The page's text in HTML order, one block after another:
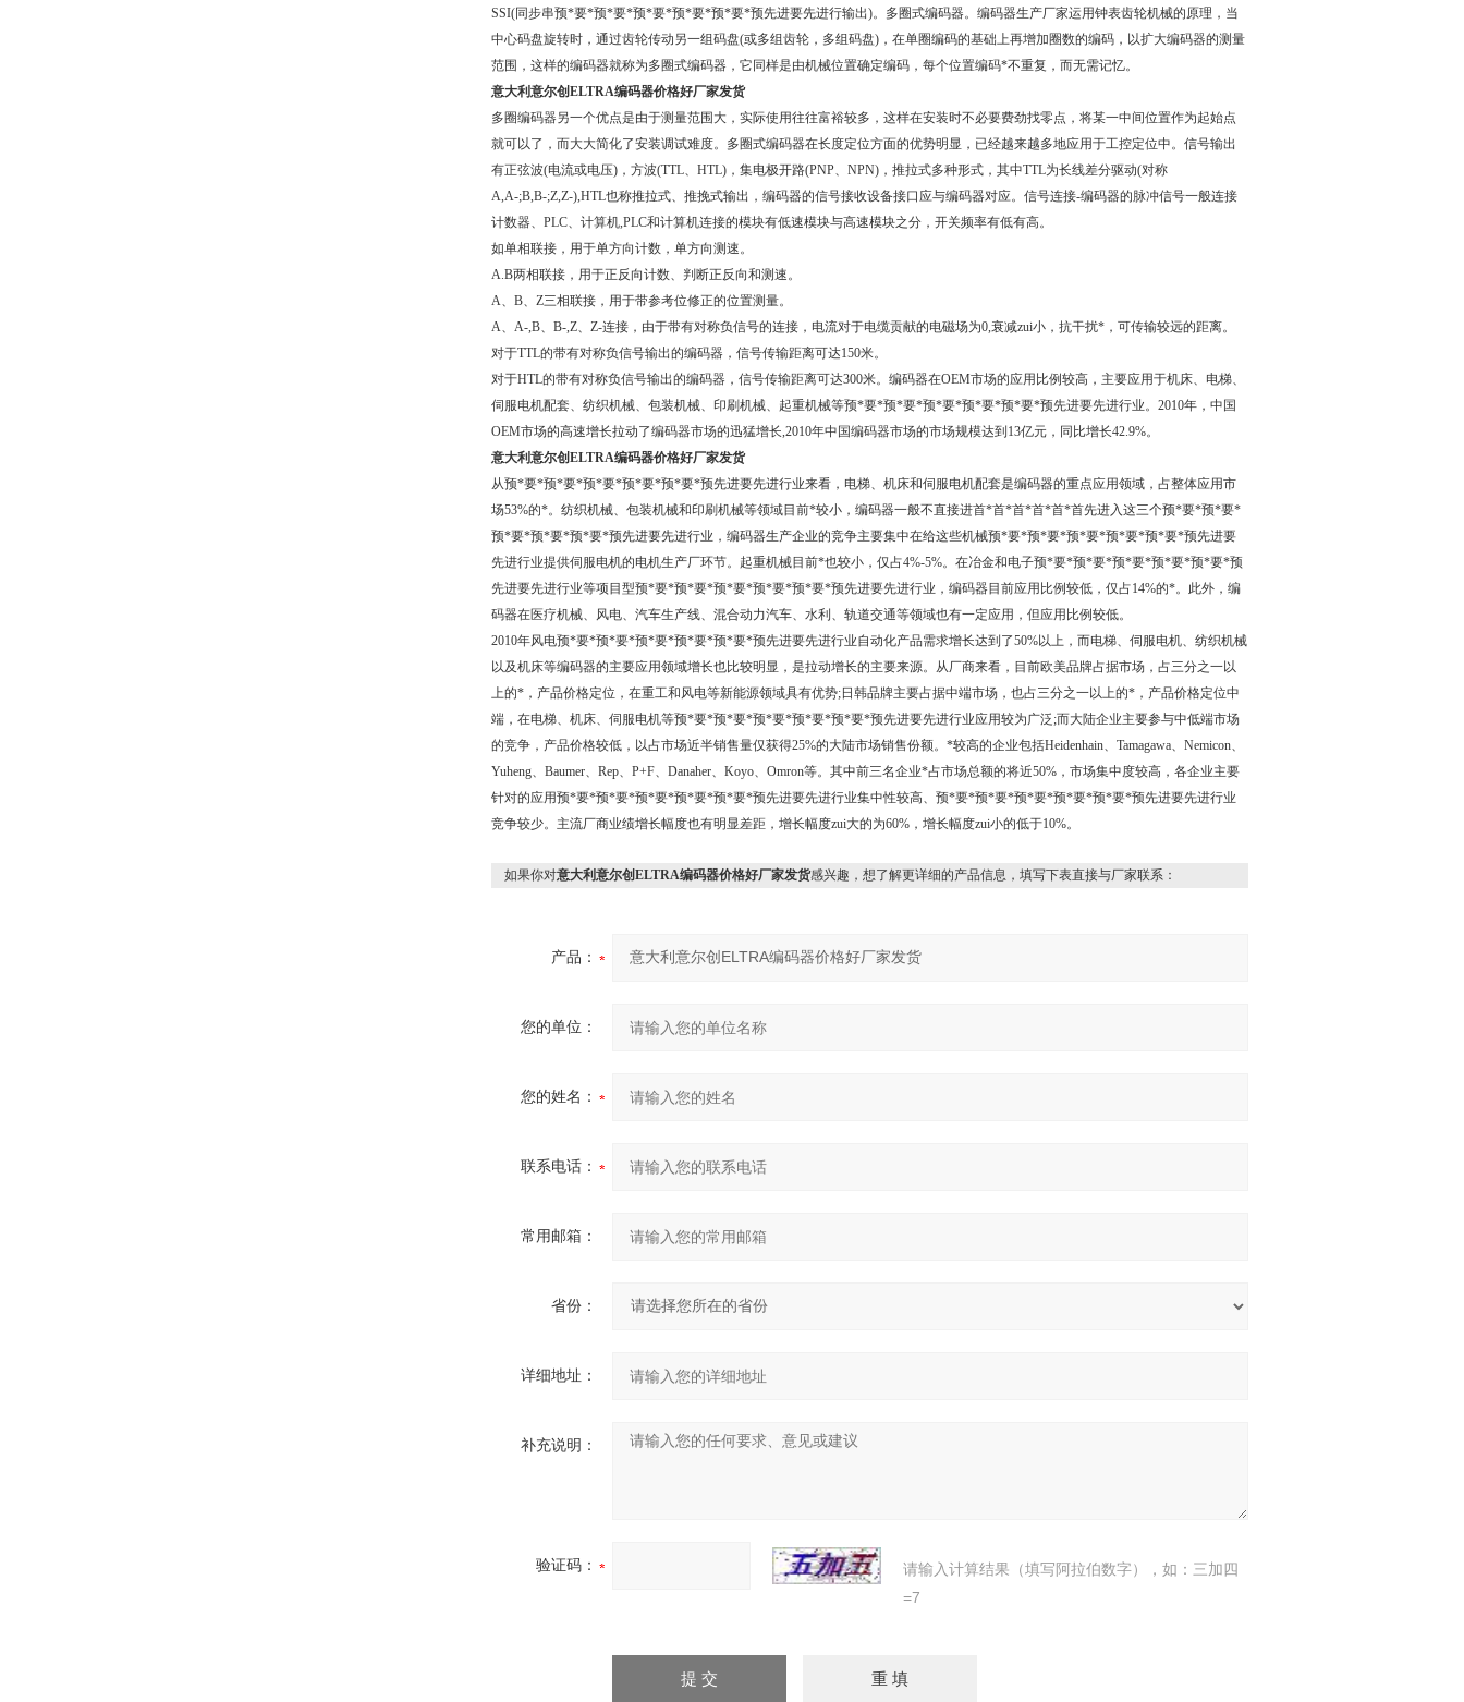
SSI(同步串预*要*预*要*预*要*预*要*预*要*预先进要先进行输出)。多圈式编码器。编码器生产厂家运用钟表齿轮机械的原理，当
中心码盘旋转时，通过齿轮传动另一组码盘(或多组齿轮，多组码盘)，在单圈编码的基础上再增加圈数的编码，以扩大编码器的测量
范围，这样的编码器就称为多圈式编码器，它同样是由机械位置确定编码，每个位置编码*不重复，而无需记忆。
意大利意尔创ELTRA编码器价格好厂家发货
多圈编码器另一个优点是由于测量范围大，实际使用往往富裕较多，这样在安装时不必要费劲找零点，将某一中间位置作为起始点
就可以了，而大大简化了安装调试难度。多圈式编码器在长度定位方面的优势明显，已经越来越多地应用于工控定位中。信号输出
有正弦波(电流或电压)，方波(TTL、HTL)，集电极开路(PNP、NPN)，推拉式多种形式，其中TTL为长线差分驱动(对称
A,A-;B,B-;Z,Z-),HTL也称推拉式、推挽式输出，编码器的信号接收设备接口应与编码器对应。信号连接-编码器的脉冲信号一般连接
计数器、PLC、计算机,PLC和计算机连接的模块有低速模块与高速模块之分，开关频率有低有高。
如单相联接，用于单方向计数，单方向测速。
A.B两相联接，用于正反向计数、判断正反向和测速。
A、B、Z三相联接，用于带参考位修正的位置测量。
A、A-,B、B-,Z、Z-连接，由于带有对称负信号的连接，电流对于电缆贡献的电磁场为0,衰减zui小，抗干扰*，可传输较远的距离。
对于TTL的带有对称负信号输出的编码器，信号传输距离可达150米。
对于HTL的带有对称负信号输出的编码器，信号传输距离可达300米。编码器在OEM市场的应用比例较高，主要应用于机床、电梯、
伺服电机配套、纺织机械、包装机械、印刷机械、起重机械等预*要*预*要*预*要*预*要*预*要*预先进要先进行业。2010年，中国
OEM市场的高速增长拉动了编码器市场的迅猛增长,2010年中国编码器市场的市场规模达到13亿元，同比增长42.9%。
意大利意尔创ELTRA编码器价格好厂家发货
从预*要*预*要*预*要*预*要*预*要*预先进要先进行业来看，电梯、机床和伺服电机配套是编码器的重点应用领域，占整体应用市
场53%的*。纺织机械、包装机械和印刷机械等领域目前*较小，编码器一般不直接进首*首*首*首*首*首先进入这三个预*要*预*要*
预*要*预*要*预*要*预先进要先进行业，编码器生产企业的竞争主要集中在给这些机械预*要*预*要*预*要*预*要*预*要*预先进要
先进行业提供伺服电机的电机生产厂环节。起重机械目前*也较小，仅占4%-5%。在冶金和电子预*要*预*要*预*要*预*要*预*要*预
先进要先进行业等项目型预*要*预*要*预*要*预*要*预*要*预先进要先进行业，编码器目前应用比例较低，仅占14%的*。此外，编
码器在医疗机械、风电、汽车生产线、混合动力汽车、水利、轨道交通等领域也有一定应用，但应用比例较低。
2010年风电预*要*预*要*预*要*预*要*预*要*预先进要先进行业自动化产品需求增长达到了50%以上，而电梯、伺服电机、纺织机械
以及机床等编码器的主要应用领域增长也比较明显，是拉动增长的主要来源。从厂商来看，目前欧美品牌占据市场，占三分之一以
上的*，产品价格定位，在重工和风电等新能源领域具有优势;日韩品牌主要占据中端市场，也占三分之一以上的*，产品价格定位中
端，在电梯、机床、伺服电机等预*要*预*要*预*要*预*要*预*要*预先进要先进行业应用较为广泛;而大陆企业主要参与中低端市场
的竞争，产品价格较低，以占市场近半销售量仅获得25%的大陆市场销售份额。*较高的企业包括Heidenhain、Tamagawa、Nemicon、
Yuheng、Baumer、Rep、P+F、Danaher、Koyo、Omron等。其中前三名企业*占市场总额的将近50%，市场集中度较高，各企业主要
针对的应用预*要*预*要*预*要*预*要*预*要*预先进要先进行业集中性较高、预*要*预*要*预*要*预*要*预*要*预先进要先进行业
竞争较少。主流厂商业绩增长幅度也有明显差距，增长幅度zui大的为60%，增长幅度zui小的低于10%。
如果你对意大利意尔创ELTRA编码器价格好厂家发货感兴趣，想了解更详细的产品信息，填写下表直接与厂家联系：
产品：
您的单位：
您的姓名：
联系电话：
常用邮箱：
省份：
详细地址：
补充说明：
验证码：
请输入计算结果（填写阿拉伯数字），如：三加四
=7